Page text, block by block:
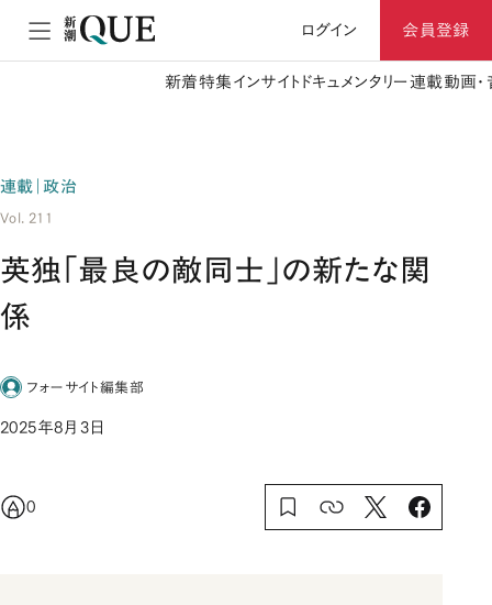
ログイン 会員登録
新着特集 インサイト ドキュメンタリー 連載動画
連載｜政治
Vol. 211
英独「最良の敵同士」の新たな関
係
フォーサイト編集部
2025年8月3日
0